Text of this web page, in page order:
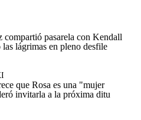
compartió pasarela con Kendall
lágrimas en pleno desfile
que Rosa es una "mujer
invitarla a la próxima ditu